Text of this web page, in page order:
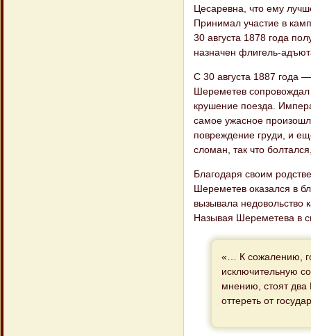
Цесаревна, что ему
Принимал участие в
30 августа 1878 года
назначен флигель-
С 30 августа 1887 года
Шереметев сопровождал
крушение поезда.
самое ужасное
повреждение груди, и
сломан, так что
Благодаря своим
Шереметев оказался в
вызывала недовольство
Называя Шереметева в
«… К сожалению,
исключительную
мнению, стоят
оттереть от